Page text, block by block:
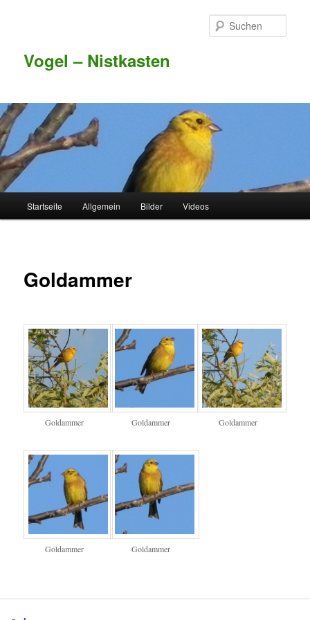
Vogel – Nistkasten
Zum Inhalt wechseln
Zum sekundären Inhalt wechseln
Startseite Allgemein Bilder Videos
Goldammer
Goldammer Goldammer Goldammer
Goldammer Goldammer